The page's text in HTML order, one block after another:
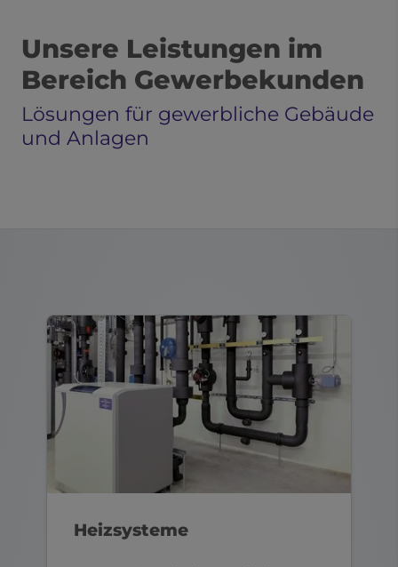
Unsere Leistungen im
Bereich Gewerbekunden
Lösungen für gewerbliche Gebäude
und Anlagen
Heizsysteme